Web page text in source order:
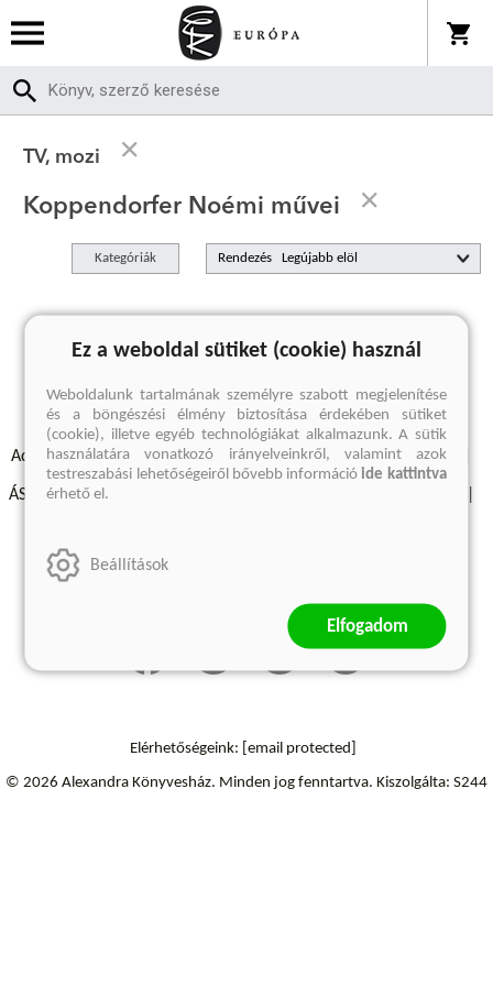
TV, mozi
Koppendorfer Noémi művei
Kategóriák Rendezés
A keresett kifejezésre nincs találat
Adatvédelmi szabályzatok Elállási felmondási nyilatkozat
ÁSZF - Vásárlási feltételek
Szállítási információk
Elérhetőségeink: [email protected]
© 2026 Alexandra Könyvesház. Minden jog fenntartva. Kiszolgálta: S244
Ez a weboldal sütiket (cookie) használ
Weboldalunk tartalmának személyre szabott megjelenítése
és a böngészési élmény biztosítása érdekében sütiket
(cookie), illetve egyéb technológiákat alkalmazunk. A sütik
használatára vonatkozó irányelveinkről, valamint azok
testreszabási lehetőségeiről bővebb információide kattintva
érhető el.
Beállítások
Elfogadom